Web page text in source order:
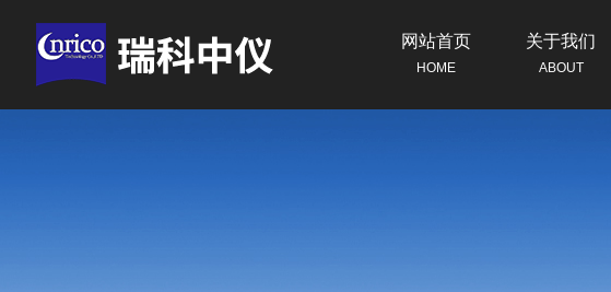
网站首页
HOME
关于我们
ABOUT